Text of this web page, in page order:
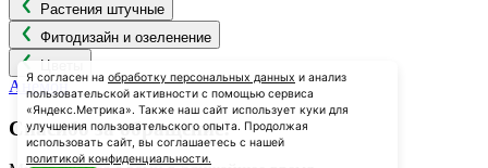
Растения штучные
Фитодизайн и озеленение
Цветы
Анемон
Спасибо за обращение!
Я согласен на обработку персональных данных и анализ
пользовательской активности с помощью сервиса
«Яндекс.Метрика». Также наш сайт использует куки для
улучшения пользовательского опыта. Продолжая
использовать сайт, вы соглашаетесь с нашей
политикой конфиденциальности.